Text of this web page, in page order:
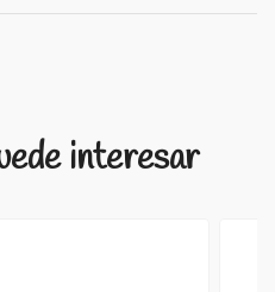
interesar